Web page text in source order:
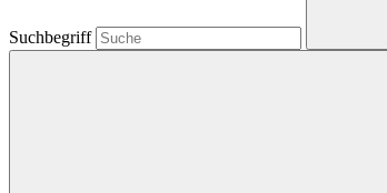
Suchbegriff